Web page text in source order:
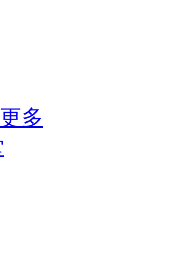
更多